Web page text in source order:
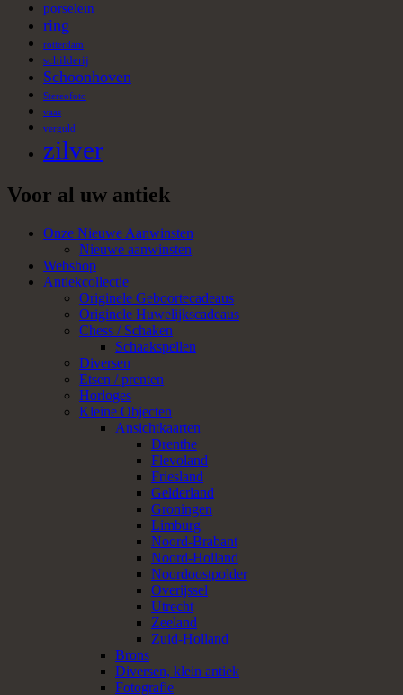
porselein
ring
rotterdam
schilderij
Schoonhoven
Stereofoto
vaas
verguld
zilver
Voor al uw antiek
Onze Nieuwe Aanwinsten
Nieuwe aanwinsten
Webshop
Antiekcollectie
Originele Geboortecadeaus
Originele Huwelijkscadeaus
Chess / Schaken
Schaakspellen
Diversen
Etsen / prenten
Horloges
Kleine Objecten
Ansichtkaarten
Drenthe
Flevoland
Friesland
Gelderland
Groningen
Limburg
Noord-Brabant
Noord-Holland
Noordoostpolder
Overijssel
Utrecht
Zeeland
Zuid-Holland
Brons
Diversen, klein antiek
Fotografie